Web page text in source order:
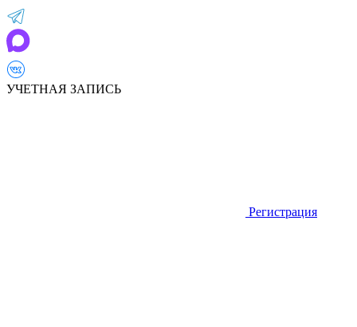
УЧЕТНАЯ ЗАПИСЬ
Регистрация